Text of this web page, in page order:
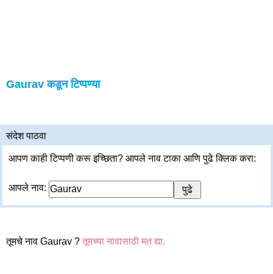
Gaurav कडून टिप्पण्या
संदेश पाठवा
आपण काही टिप्पणी करू इच्छिता? आपले नाव टाका आणि पुढे क्लिक करा:
आपले नाव:
तूमचे नाव Gaurav ? तूमच्या नावासाठी मत द्या.